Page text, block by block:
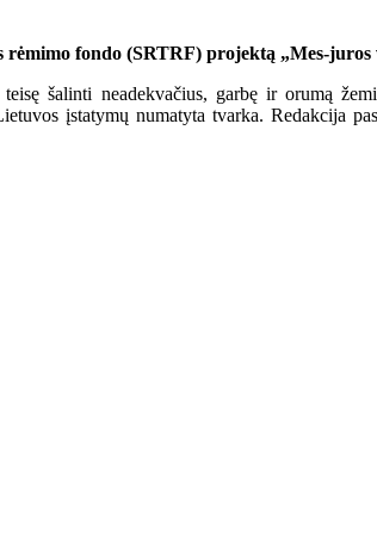
rėmimo fondo (SRTRF) projektą „Mes-
šalinti neadekvačius, garbę ir orumą
įstatymų numatyta tvarka. Redakcija